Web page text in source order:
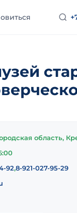
область,
92,8-921-027-95-29